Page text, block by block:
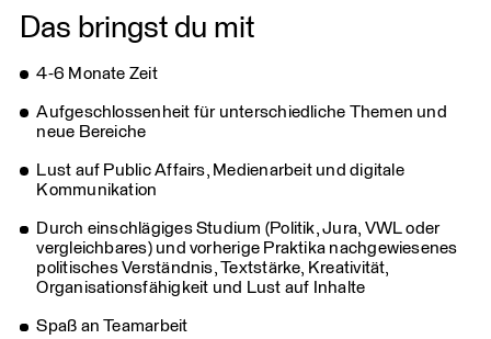
Das bringst du mit
4-6 Monate Zeit
Aufgeschlossenheit für unterschiedliche Themen und
neue Bereiche
Lust auf Public Affairs, Medienarbeit und digitale
Kommunikation
Durch einschlägiges Studium (Politik, Jura, VWL oder
vergleichbares) und vorherige Praktika nachgewiesenes
politisches Verständnis, Textstärke, Kreativität,
Organisationsfähigkeit und Lust auf Inhalte
Spaß an Teamarbeit